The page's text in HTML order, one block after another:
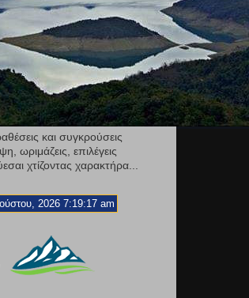
και συγκρούσεις
ωριμάζεις, επιλέγεις
χτίζοντας χαρακτήρα...
2026 7:19:19 am